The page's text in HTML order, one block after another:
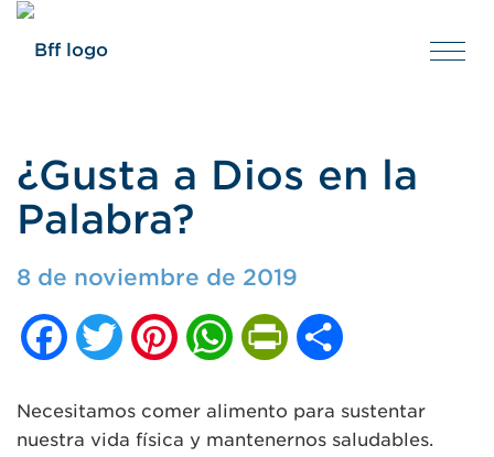
¿Gusta a Dios en la
Palabra?
8 de noviembre de 2019
FacebookTwitterPinterestWhatsAppPrintFriendly
Necesitamos comer alimento para sustentar
nuestra vida física y mantenernos saludables.